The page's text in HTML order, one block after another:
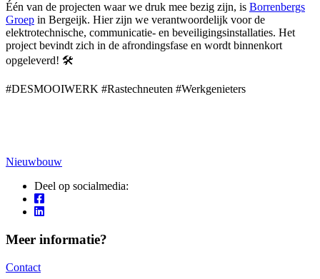
Één van de projecten waar we druk mee bezig zijn, is Borrenbergs
Groep in Bergeijk. Hier zijn we verantwoordelijk voor de
elektrotechnische, communicatie- en beveiligingsinstallaties. Het
project bevindt zich in de afrondingsfase en wordt binnenkort
opgeleverd! 🛠️
#DESMOOIWERK #Rastechneuten #Werkgenieters
Nieuwbouw
Deel op socialmedia:
Meer informatie?
Contact